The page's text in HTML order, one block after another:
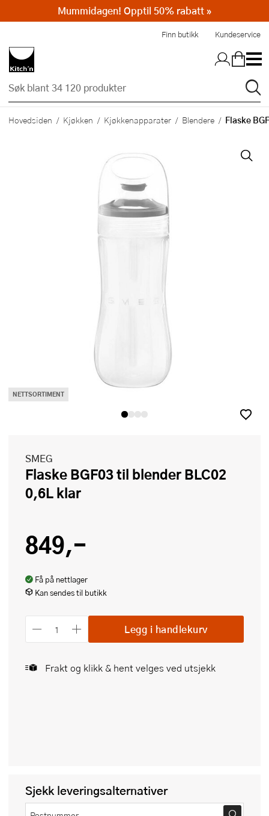
Finn butikk Kundeservice
Hovedsiden Kjøkken Kjøkkenapparater Blendere Flaske
NETTSORTIMENT
SMEG
Flaske BGF03 til blender BLC02
0,6L klar
849,-
Få på nettlager
Kan sendes til butikk
Legg i handlekurv
Frakt og klikk & hent velges ved utsjekk
Sjekk leveringsalternativer
Mummidagen! Opptil 50% rabatt »